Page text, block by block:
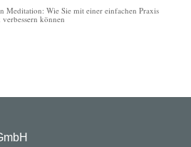
Meditation: Wie Sie mit einer einfachen Praxis
können